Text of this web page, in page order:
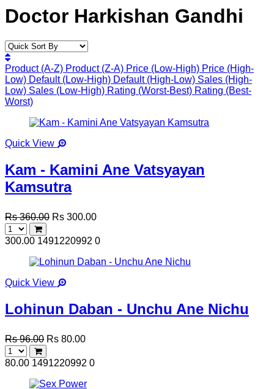
Doctor Harkishan Gandhi
Product (A-Z) Product (Z-A) Price (Low-High) Price (High-
Low) Default (Low-High) Default (High-Low) Sales (High-
Low) Sales (Low-High) Rating (Worst-Best) Rating (Best-
Worst)
Quick View
Kam - Kamini Ane Vatsyayan
Kamsutra
Rs 360.00 Rs 300.00
300.00 1491220992 0
Quick View
Lohinun Daban - Unchu Ane Nichu
Rs 96.00 Rs 80.00
80.00 1491220992 0